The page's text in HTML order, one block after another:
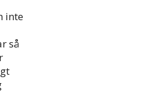
inte
så